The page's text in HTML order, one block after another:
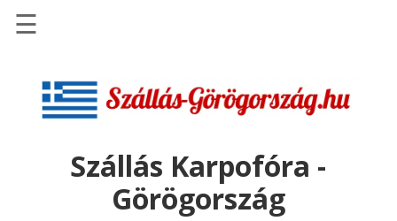
Szállások
Repülőjegy
pénzvisszatérítéssel
☰
Szállás Karpofóra -
Görögország